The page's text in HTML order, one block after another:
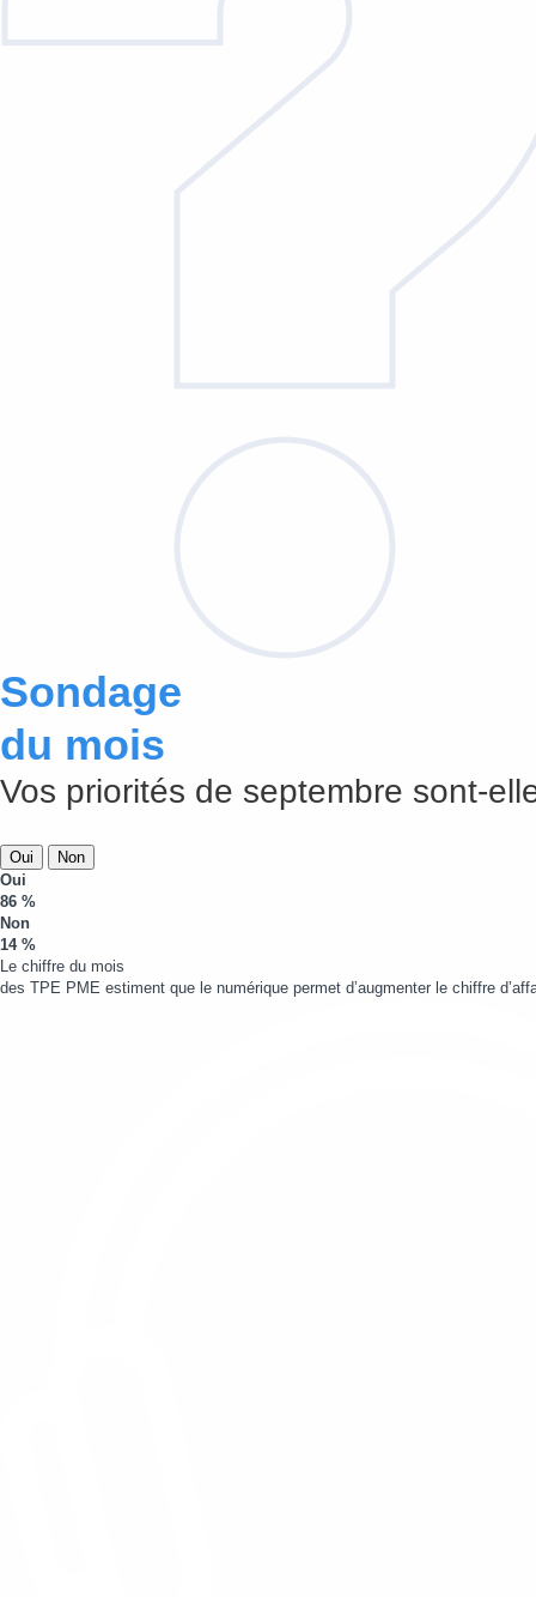
Sondage
du mois
Vos priorités de septembre sont-
Oui
Non
Oui
86 %
Non
14 %
Le chiffre du mois
des TPE PME estiment que le numérique permet d’augmenter le chiffre